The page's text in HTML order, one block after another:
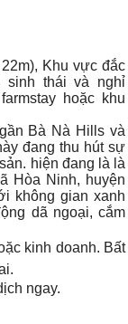
Khu vực đắc
sinh thái và nghỉ
hoặc khu
Bà Nà Hills và
đang thu hút sự
hiện đang là là
Hòa Ninh, huyện
không gian xanh
dã ngoại, cắm
kinh doanh. Bất
ngay.